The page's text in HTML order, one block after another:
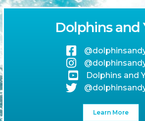
Dolphins and
Dolphins and
Learn More